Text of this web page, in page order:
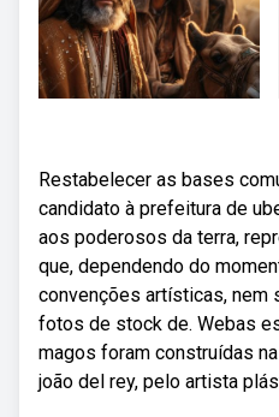
Restabelecer as bases
candidato à prefeitura de
aos poderosos da terra,
que, dependendo do
convenções artísticas, nem
fotos de stock de. Webas
magos foram construídas
joão del rey, pelo artista